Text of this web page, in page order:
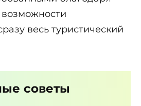
весь туристический
советы